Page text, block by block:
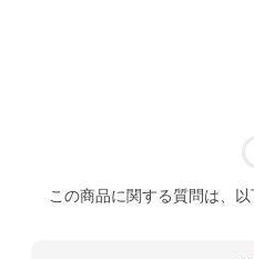
この商品に関する質問は、以